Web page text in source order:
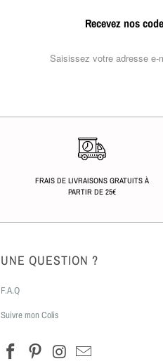
Recevez nos
FRAIS DE LIVRAISONS GRATUITS À
PARTIR DE 25€
UNE QUESTION ?
F.A.Q
Suivre mon Colis